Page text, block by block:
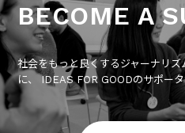
BECOME A
社会をもっと良くするジャーナリ
に、 IDEAS FOR GOODのサポー